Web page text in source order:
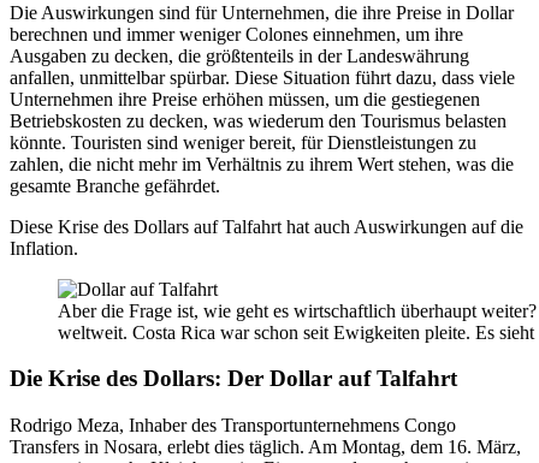
Die Auswirkungen sind für Unternehmen, die ihre Preise in Dollar
berechnen und immer weniger Colones einnehmen, um ihre
Ausgaben zu decken, die größtenteils in der Landeswährung
anfallen, unmittelbar spürbar. Diese Situation führt dazu, dass viele
Unternehmen ihre Preise erhöhen müssen, um die gestiegenen
Betriebskosten zu decken, was wiederum den Tourismus belasten
könnte. Touristen sind weniger bereit, für Dienstleistungen zu
zahlen, die nicht mehr im Verhältnis zu ihrem Wert stehen, was die
gesamte Branche gefährdet.
Diese Krise des Dollars auf Talfahrt hat auch Auswirkungen auf die
Inflation.
Aber die Frage ist, wie geht es wirtschaftlich überhaupt
weltweit. Costa Rica war schon seit Ewigkeiten pleite. Es sieht
Die Krise des Dollars: Der Dollar auf Talfahrt
Rodrigo Meza, Inhaber des Transportunternehmens Congo
Transfers in Nosara, erlebt dies täglich. Am Montag, dem 16. März,